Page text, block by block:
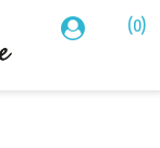
(0)